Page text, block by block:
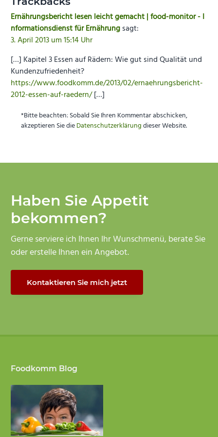
Ernährungsbericht lesen leicht gemacht | food-monitor - I
nformationsdienst für Ernährungsagt:
3. April 2013 um 15:14 Uhr
[…] Kapitel 3 Essen auf Rädern: Wie gut sind Qualität und
Kundenzufriedenheit?
https://www.foodkomm.de/2013/02/ernaehrungsbericht-
2012-essen-auf-raedern/[…]
*Bitte beachten: Sobald Sie Ihren Kommentar abschicken,
akzeptieren Sie dieDatenschutzerklärungdieser Website.
Haben Sie Appetit
bekommen?
Gerne serviere ich Ihnen Ihr Wunschmenü, berate Sie
oder erstelle Ihnen ein Angebot.
Kontaktieren Sie mich jetzt
Footer
Foodkomm Blog